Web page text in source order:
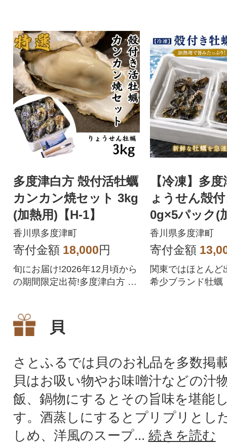
多度津白方 殻付活牡蠣
カンカン焼セット 3kg
(加熱用)【H-1】
香川県多度津町
寄付金額 18,000円
旬にお届け!2026年12月頃から
の期間限定出荷!多度津白方 殻
【冷凍】多
ょうせん殻
0g×5パック(
【A-158】
香川県多度津町
寄付金額
関東ではほとんど
希少ブランド牡蠣
貝
さとふるでは貝のお礼品を多数掲
貝はお吸い物やお味噌汁などの汁
飯、鍋物にするとその旨味を堪能
す。酒蒸しにするとプリプリとし
しめ、洋風のスープ... 続きを読む